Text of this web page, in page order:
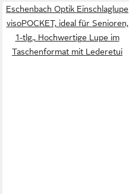
Eschenbach Optik Einschlaglupe
visoPOCKET, ideal für Senioren,
1-tlg., Hochwertige Lupe im
Taschenformat mit Lederetui